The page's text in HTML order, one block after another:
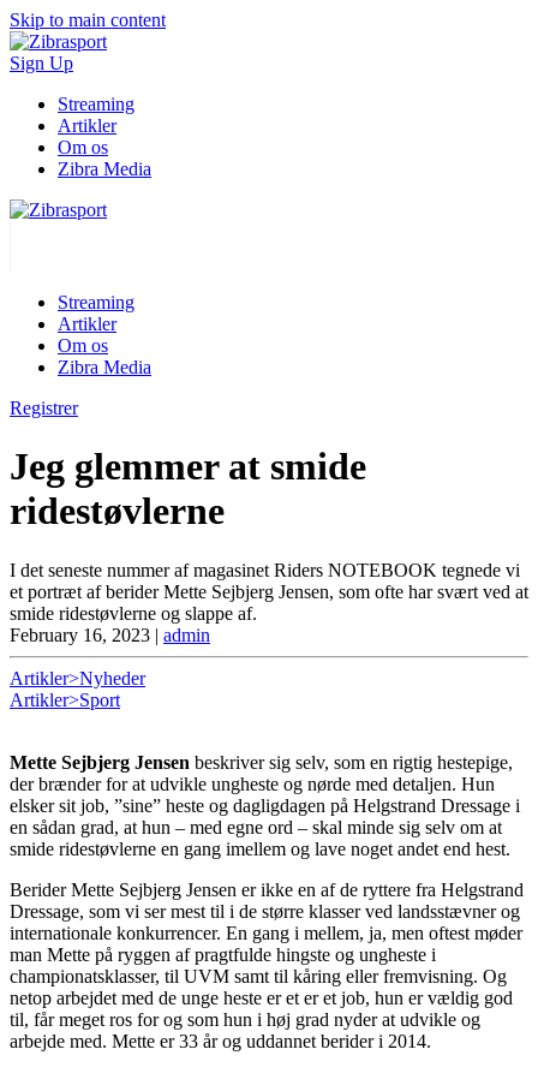
Skip to main content
Sign Up
Streaming
Artikler
Om os
Zibra Media
Streaming
Artikler
Om os
Zibra Media
Registrer
Jeg glemmer at smide
ridestøvlerne
I det seneste nummer af magasinet Riders NOTEBOOK tegnede vi
et portræt af berider Mette Sejbjerg Jensen, som ofte har svært ved at
smide ridestøvlerne og slappe af.
February 16, 2023 | admin
Artikler>Nyheder
Artikler>Sport
Mette Sejbjerg Jensen beskriver sig selv, som en rigtig hestepige,
der brænder for at udvikle ungheste og nørde med detaljen. Hun
elsker sit job, ”sine” heste og dagligdagen på Helgstrand Dressage i
en sådan grad, at hun – med egne ord – skal minde sig selv om at
smide ridestøvlerne en gang imellem og lave noget andet end hest.
Berider Mette Sejbjerg Jensen er ikke en af de ryttere fra Helgstrand
Dressage, som vi ser mest til i de større klasser ved landsstævner og
internationale konkurrencer. En gang i mellem, ja, men oftest møder
man Mette på ryggen af pragtfulde hingste og ungheste i
championatsklasser, til UVM samt til kåring eller fremvisning. Og
netop arbejdet med de unge heste er et er et job, hun er vældig god
til, får meget ros for og som hun i høj grad nyder at udvikle og
arbejde med. Mette er 33 år og uddannet berider i 2014.